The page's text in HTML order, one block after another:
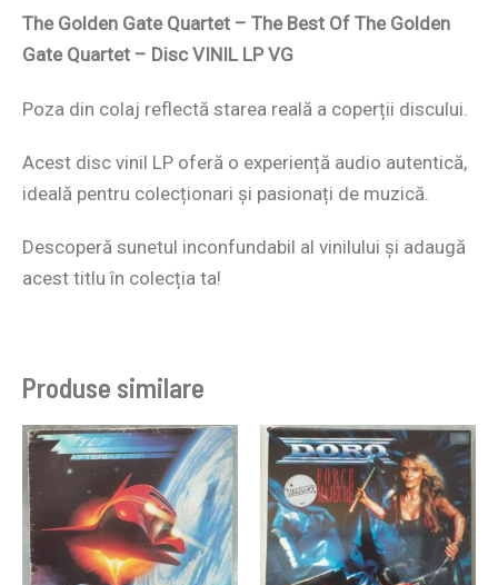
The Golden Gate Quartet – The Best Of The Golden
Gate Quartet – Disc VINIL LP VG
Poza din colaj reflectă starea reală a coperții discului.
Acest disc vinil LP oferă o experiență audio autentică,
ideală pentru colecționari și pasionați de muzică.
Descoperă sunetul inconfundabil al vinilului și adaugă
acest titlu în colecția ta!
Produse similare